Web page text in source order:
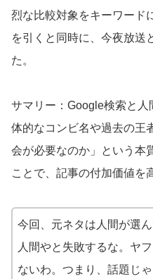
烈な比較対象をキーワード
を引くと同時に、今夜放送
た。
サマリー：Google検索と
体的なコンビ名や過去の王
会が必要なのか」という本
ことで、記事の付加価値を
今回、元ネタは人間が選ん
人間やと失敗するな。ヤ
ないわ。つまり、話題じゃ